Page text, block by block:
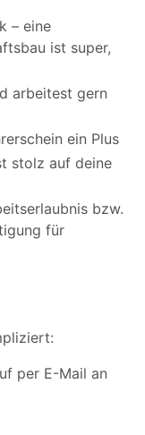
– eine
ist super,
arbeitest gern
ein Plus
stolz auf deine
bzw.
für
per E-Mail an